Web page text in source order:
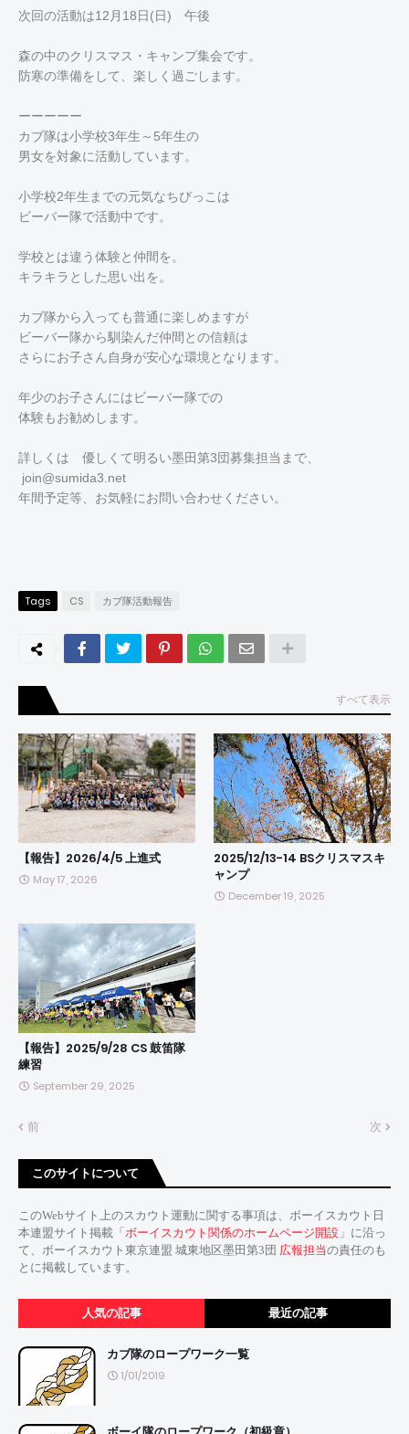
次回の活動は12月18日(日) 午後
森の中のクリスマス・キャンプ集会です。
防寒の準備をして、楽しく過ごします。
ーーーーー
カブ隊は小学校3年生～5年生の
男女を対象に活動しています。
小学校2年生までの元気なちびっこは
ビーバー隊で活動中です。
学校とは違う体験と仲間を。
キラキラとした思い出を。
カブ隊から入っても普通に楽しめますが
ビーバー隊から馴染んだ仲間との信頼は
さらにお子さん自身が安心な環境となります。
年少のお子さんにはビーバー隊での
体験もお勧めします。
詳しくは 優しくて明るい墨田第3団募集担当まで、
join@sumida3.net
年間予定等、お気軽にお問い合わせください。
Tags CS カブ隊活動報告
すべて表示
【報告】2026/4/5 上進式
May 17, 2026
2025/12/13-14 BSクリスマスキ
ャンプ
December 19, 2025
【報告】2025/9/28 CS 鼓笛隊
練習
September 29, 2025
前 次
このサイトについて
このWebサイト上のスカウト運動に関する事項は、ボーイスカウト日
本連盟サイト掲載「 ボーイスカウト関係のホームページ開設 」に沿っ
て、ボーイスカウト東京連盟 城東地区墨田第3団 広報担当の責任のも
とに掲載しています。
人気の記事 最近の記事
カブ隊のロープワーク一覧
1/01/2019